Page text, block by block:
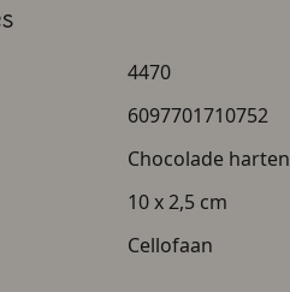
4470
6097701710752
Chocolade harten
10 x 2,5 cm
Cellofaan